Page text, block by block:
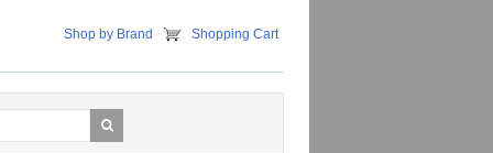
Shop by Brand Shopping Cart